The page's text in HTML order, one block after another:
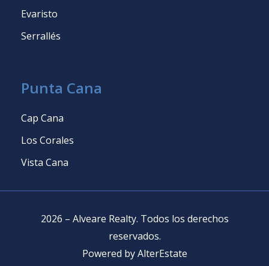
Evaristo
Serrallés
Punta Cana
Cap Cana
Los Corales
Vista Cana
2026 – Alveare Realty. Todos los derechos
reservados.
Powered by AlterEstate